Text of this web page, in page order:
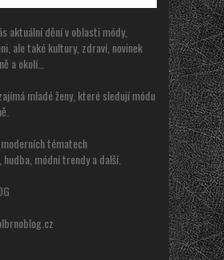
aktuální dění v oblasti módy,
ale také kultury, zdraví, novinek
a okolí…
mladé ženy, které sledují módu
tématech
módní trendy a další.